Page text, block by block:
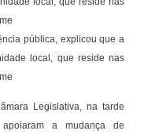
pública, explicou que a
local, que reside nas
Legislativa, na tarde
a mudança de